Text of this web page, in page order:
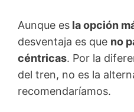
Aunque es la opción
desventaja es que no
céntricas. Por la
del tren, no es la
recomendaríamos.